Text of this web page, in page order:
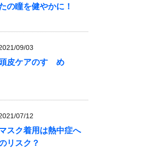
の瞳を健やかに！
09/03
皮ケアのすゝめ
07/12
スク着用は熱中症へ
リスク？